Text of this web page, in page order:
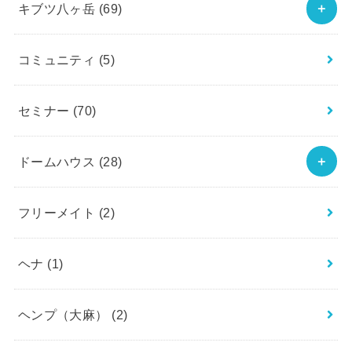
キブツ八ヶ岳 (69)
コミュニティ (5)
セミナー (70)
ドームハウス (28)
フリーメイト (2)
ヘナ (1)
ヘンプ（大麻） (2)